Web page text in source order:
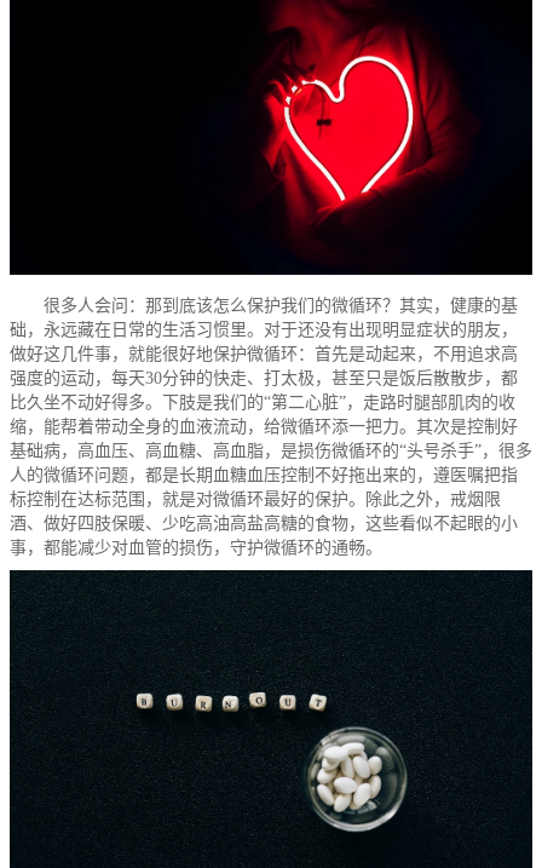
很多人会问：那到底该怎么保护我们的微循环？其实，健康的基
础，永远藏在日常的生活习惯里。对于还没有出现明显症状的朋友，
做好这几件事，就能很好地保护微循环：首先是动起来，不用追求高
强度的运动，每天30分钟的快走、打太极，甚至只是饭后散散步，都
比久坐不动好得多。下肢是我们的“第二心脏”，走路时腿部肌肉的收
缩，能帮着带动全身的血液流动，给微循环添一把力。其次是控制好
基础病，高血压、高血糖、高血脂，是损伤微循环的“头号杀手”，很多
人的微循环问题，都是长期血糖血压控制不好拖出来的，遵医嘱把指
标控制在达标范围，就是对微循环最好的保护。除此之外，戒烟限
酒、做好四肢保暖、少吃高油高盐高糖的食物，这些看似不起眼的小
事，都能减少对血管的损伤，守护微循环的通畅。